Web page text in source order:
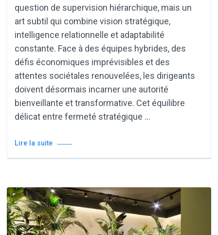
question de supervision hiérarchique, mais un
art subtil qui combine vision stratégique,
intelligence relationnelle et adaptabilité
constante. Face à des équipes hybrides, des
défis économiques imprévisibles et des
attentes sociétales renouvelées, les dirigeants
doivent désormais incarner une autorité
bienveillante et transformative. Cet équilibre
délicat entre fermeté stratégique …
Lire la suite